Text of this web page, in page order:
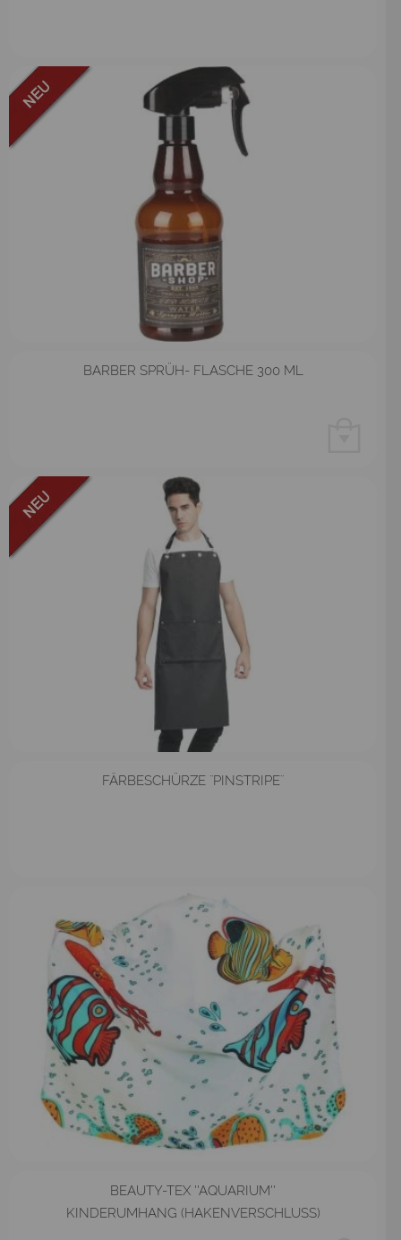
BARBER SPRÜH- FLASCHE 300 ML
FÄRBESCHÜRZE ¨PINSTRIPE¨
BEAUTY-TEX ''AQUARIUM''
KINDERUMHANG (HAKENVERSCHLUSS)